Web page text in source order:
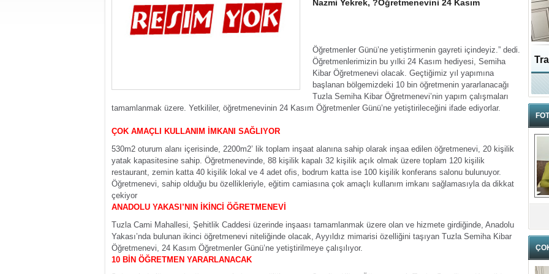
Nazmi Yekrek, ?Öğretmenevini 24 Kasım
Öğretmenler Günü’ne yetiştirmenin gayreti içindeyiz.” dedi.
Öğretmenlerimizin bu yılki 24 Kasım hediyesi, Semiha
Kibar Öğretmenevi olacak. Geçtiğimiz yıl yapımına
başlanan bölgemizdeki 10 bin öğretmenin yararlanacağı
Tuzla Semiha Kibar Öğretmenevi’nin yapım çalışmaları
tamamlanmak üzere. Yetkililer, öğretmenevinin 24 Kasım Öğretmenler Günü’ne yetiştirileceğini ifade ediyorlar.
ÇOK AMAÇLI KULLANIM İMKANI SAĞLIYOR
530m2 oturum alanı içerisinde, 2200m2’ lik toplam inşaat alanına sahip olarak inşaa edilen öğretmenevi, 20 kişilik
yatak kapasitesine sahip. Öğretmenevinde, 88 kişilik kapalı 32 kişilik açık olmak üzere toplam 120 kişilik
restaurant, zemin katta 40 kişilik lokal ve 4 adet ofis, bodrum katta ise 100 kişilik konferans salonu bulunuyor.
Öğretmenevi, sahip olduğu bu özellikleriyle, eğitim camiasına çok amaçlı kullanım imkanı sağlamasıyla da dikkat
çekiyor
ANADOLU YAKASI’NIN İKİNCİ ÖĞRETMENEVİ
Tuzla Cami Mahallesi, Şehitlik Caddesi üzerinde inşaası tamamlanmak üzere olan ve hizmete girdiğinde, Anadolu
Yakası’nda bulunan ikinci öğretmenevi niteliğinde olacak, Ayyıldız mimarisi özelliğini taşıyan Tuzla Semiha Kibar
Öğretmenevi, 24 Kasım Öğretmenler Günü’ne yetiştirilmeye çalışılıyor.
10 BİN ÖĞRETMEN YARARLANACAK